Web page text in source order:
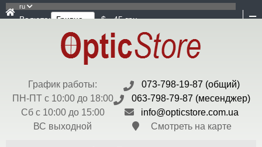
ru
Валюта: $ - 45 грн
График работы:
ПН-ПТ с 10:00 до 18:00
Сб с 10:00 до 15:00
ВС выходной
073-798-19-87 (общий)
063-798-79-87 (месенджер)
info@opticstore.com.ua
Смотреть на карте